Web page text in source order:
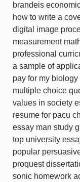
brandeis
how to write a
digital image
measurement
professional
a sample of
pay for my
multiple choice
values in society
resume for pacu
essay man study
top university
popular
proquest
sonic homework